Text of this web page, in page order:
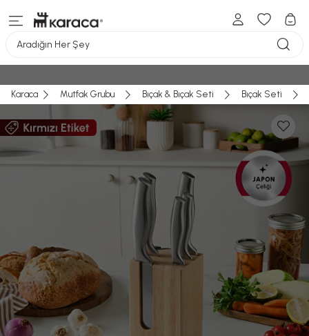
Aradığın Her Şey
Karaca Mutfak Grubu Bıçak & Bıçak Seti Bıçak Seti